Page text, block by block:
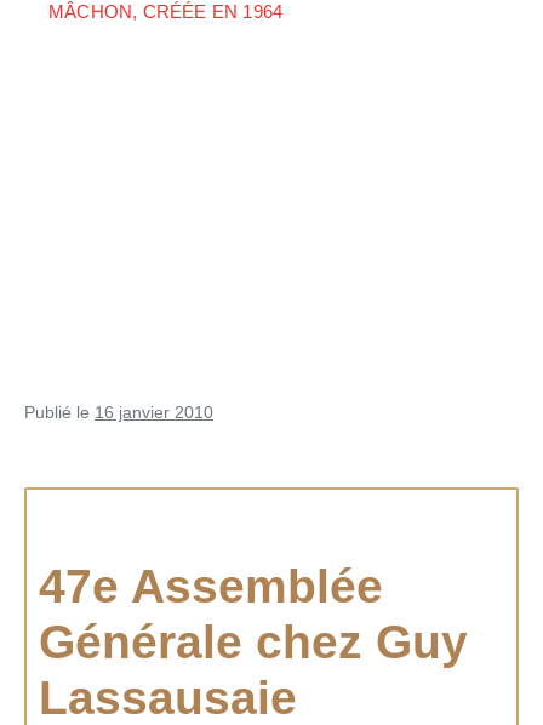
MÂCHON, CRÉÉE EN 1964
Publié le 16 janvier 2010
47e Assemblée
Générale chez Guy
Lassausaie